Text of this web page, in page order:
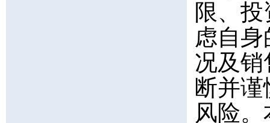
限、
虑自
况及
断并
风险